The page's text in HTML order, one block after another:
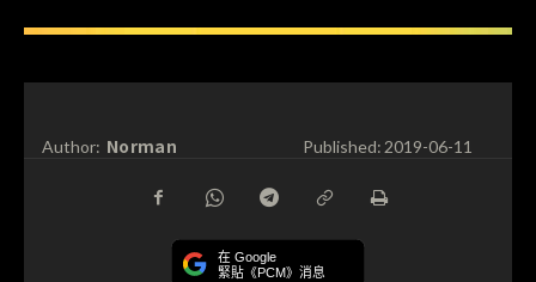
Author: Norman Published:2019-06-11
在 Google
緊貼《PCM》消息